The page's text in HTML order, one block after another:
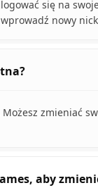
się na
nowy
zmieniać
aby